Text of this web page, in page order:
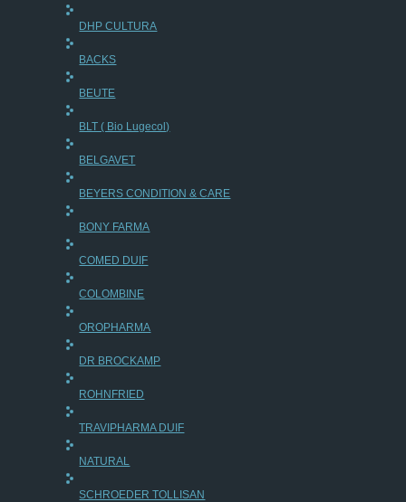
DHP CULTURA
BACKS
BEUTE
BLT ( Bio Lugecol)
BELGAVET
BEYERS CONDITION & CARE
BONY FARMA
COMED DUIF
COLOMBINE
OROPHARMA
DR BROCKAMP
ROHNFRIED
TRAVIPHARMA DUIF
NATURAL
SCHROEDER TOLLISAN